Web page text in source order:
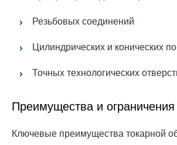
Резьбовых соединений
Цилиндрических и конических
Точных технологических
Преимущества и ограничения
Ключевые преимущества токарной